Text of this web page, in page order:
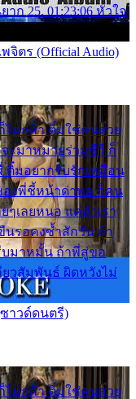
ก 25. 01:23:06 หัวใจ
จิตร (Official Audio)
ไม่กล้า ติ๋มใช่คนสวย
ะมาหมายร่วมชีวี ก็
ติ๋มอยากรับรักเหมือน
องพี่ชี้หน้าด่าทอ ก็คน
ๆเลยหนอ แค่ตัวเรา
รอคงช้ำสักวัน ถ้า
บมาหมั้น ถ้าพี่สู่ขอ
ยวสัมพันธ์ ผิดหวังไม่
าวด์ดนตรี)
ไม่กล้า ติ๋มใช่คนสวย